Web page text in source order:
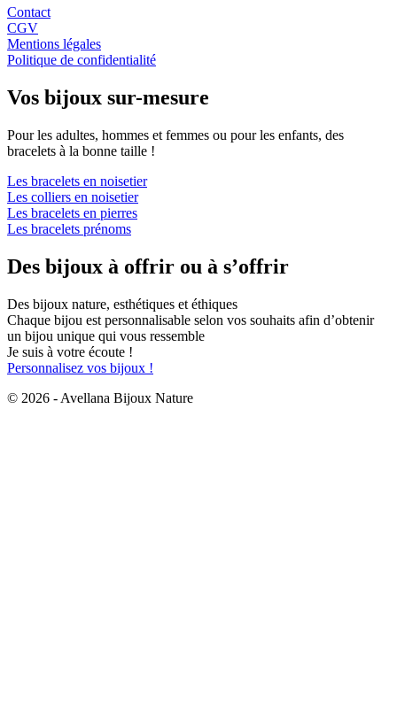
Contact
CGV
Mentions légales
Politique de confidentialité
Vos bijoux sur-mesure
Pour les adultes, hommes et femmes ou pour les enfants, des
bracelets à la bonne taille !
Les bracelets en noisetier
Les colliers en noisetier
Les bracelets en pierres
Les bracelets prénoms
Des bijoux à offrir ou à s’offrir
Des bijoux nature, esthétiques et éthiques
Chaque bijou est personnalisable selon vos souhaits afin d’obtenir
un bijou unique qui vous ressemble
Je suis à votre écoute !
Personnalisez vos bijoux !
© 2026 - Avellana Bijoux Nature